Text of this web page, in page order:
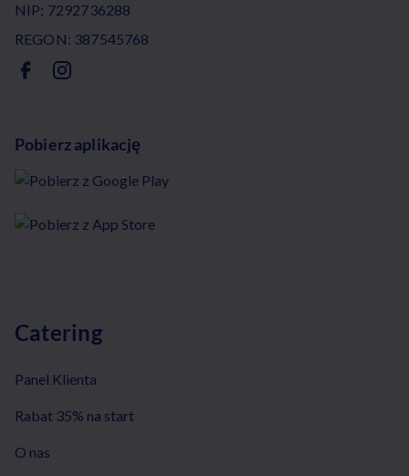
NIP: 7292736288
REGON: 387545768
Pobierz aplikację
Catering
Panel Klienta
Rabat 35% na start
O nas